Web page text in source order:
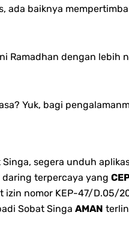
baiknya
Ramadhan dengan lebih
Yuk, bagi
segera unduh
daring terpercaya yang
izin nomor KEP-47/D.05/
Sobat Singa AMAN